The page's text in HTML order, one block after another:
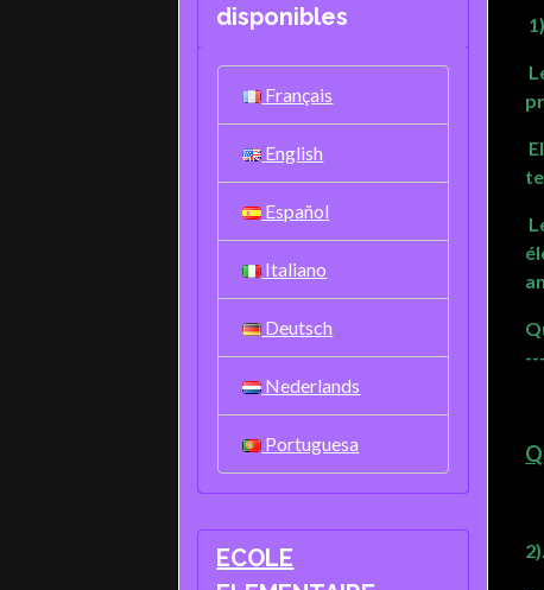
2).
disponibles
Français
English
Español
Italiano
Deutsch
Nederlands
Portuguesa
ECOLE